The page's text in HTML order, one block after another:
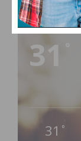
31
31 °